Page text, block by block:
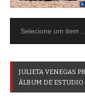
JULIETA VENEGAS PR
ÁLBUM DE ESTUDIO